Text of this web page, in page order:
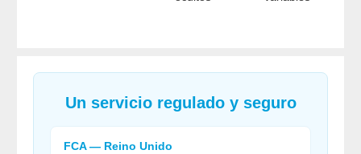
Un servicio regulado y seguro
FCA — Reino Unido